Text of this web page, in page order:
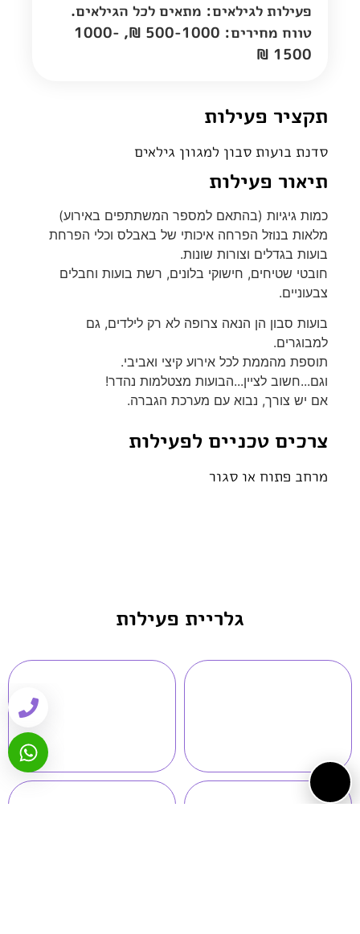
פעילות לגילאים: מתאים לכל הגילאים.
טווח מחירים: 500-1000 ₪, 1000-
1500 ₪
תקציר פעילות
סדנת בועות סבון למגוון גילאים
תיאור פעילות
כמות גיגיות (בהתאם למספר המשתתפים באירוע)
מלאות בנוזל הפרחה איכותי של באבלס וכלי הפרחת
בועות בגדלים וצורות שונות.
חובטי שטיחים, חישוקי בלונים, רשת בועות וחבלים
צבעוניים.
בועות סבון הן הנאה צרופה לא רק לילדים, גם
למבוגרים.
תוספת מהממת לכל אירוע קיצי ואביבי.
וגם...חשוב לציין...הבועות מצטלמות נהדר!
אם יש צורך, נבוא עם מערכת הגברה.
צרכים טכניים לפעילות
מרחב פתוח או סגור
גלריית פעילות